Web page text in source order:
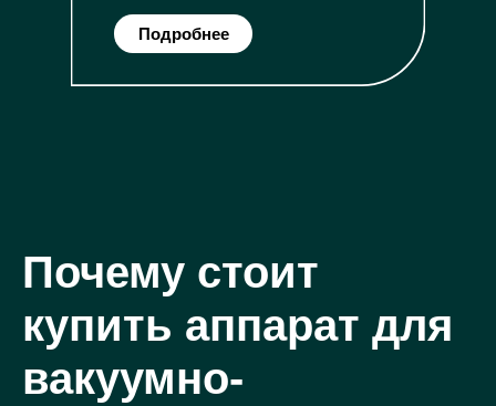
Подробнее
Почему стоит
купить аппарат для
вакуумно-